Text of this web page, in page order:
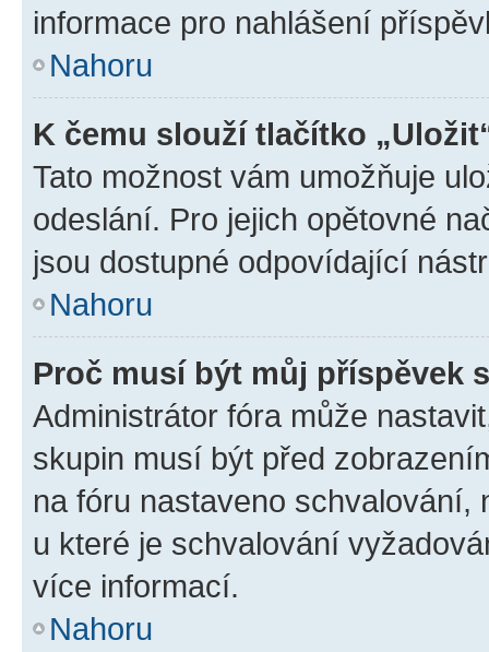
informace pro nahlášení
Nahoru
K čemu slouží tlačítko
Tato možnost vám umožňuje
odeslání. Pro jejich opětovné
jsou dostupné odpovídající
Nahoru
Proč musí být můj příspěvek
Administrátor fóra může
skupin musí být před
na fóru nastaveno schvalování,
u které je schvalování
více informací.
Nahoru